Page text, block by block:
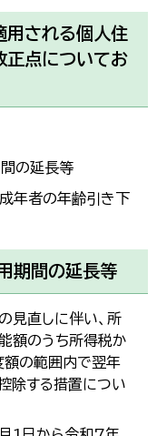
用される個人住
正点についてお
の延長等
年者の年齢引き下
期間の延長等
見直しに伴い、所
額のうち所得税か
額の範囲内で翌年
除する措置につい